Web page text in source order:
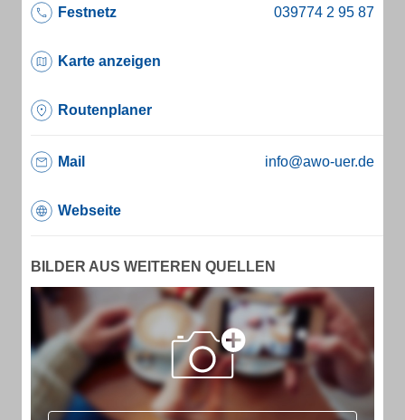
Festnetz
Karte anzeigen
Routenplaner
Mail info@awo-uer.de
Webseite
BILDER AUS WEITEREN QUELLEN